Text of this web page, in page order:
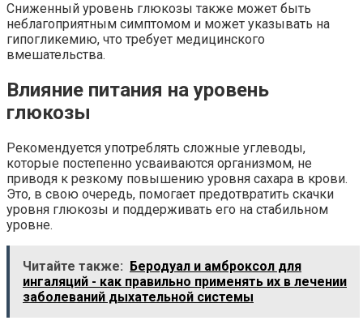
Сниженный уровень глюкозы также может быть
неблагоприятным симптомом и может указывать на
гипогликемию, что требует медицинского
вмешательства.
Влияние питания на уровень
глюкозы
Рекомендуется употреблять сложные углеводы,
которые постепенно усваиваются организмом, не
приводя к резкому повышению уровня сахара в крови.
Это, в свою очередь, помогает предотвратить скачки
уровня глюкозы и поддерживать его на стабильном
уровне.
Читайте также: Беродуал и амброксол для
ингаляций - как правильно применять их в лечении
заболеваний дыхательной системы